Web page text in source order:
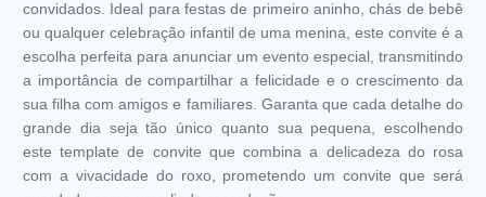
convidados. Ideal para festas de primeiro aninho, chás de bebê
ou qualquer celebração infantil de uma menina, este convite é a
escolha perfeita para anunciar um evento especial, transmitindo
a importância de compartilhar a felicidade e o crescimento da
sua filha com amigos e familiares. Garanta que cada detalhe do
grande dia seja tão único quanto sua pequena, escolhendo
este template de convite que combina a delicadeza do rosa
com a vivacidade do roxo, prometendo um convite que será